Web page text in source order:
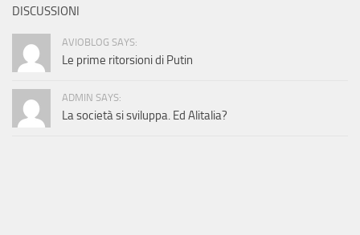
DISCUSSIONI
AVIOBLOG SAYS:
Le prime ritorsioni di Putin
ADMIN SAYS:
La società si sviluppa. Ed Alitalia?